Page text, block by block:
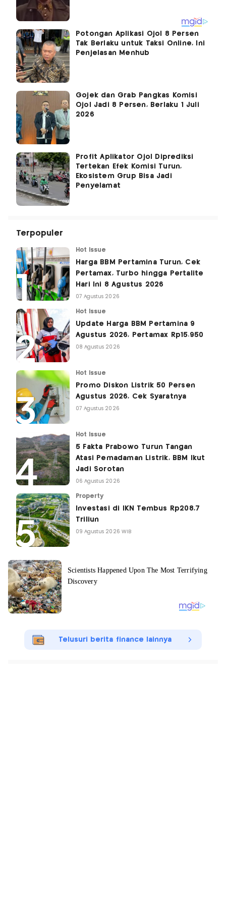
Potongan Aplikasi Ojol 8 Persen
Tak Berlaku untuk Taksi Online, Ini
Penjelasan Menhub
Gojek dan Grab Pangkas Komisi
Ojol Jadi 8 Persen, Berlaku 1 Juli
2026
Profit Aplikator Ojol Diprediksi
Tertekan Efek Komisi Turun,
Ekosistem Grup Bisa Jadi
Penyelamat
Terpopuler
Hot Issue
Harga BBM Pertamina Turun, Cek
Pertamax, Turbo hingga Pertalite
Hari Ini 8 Agustus 2026
07 Agustus 2026
Hot Issue
Update Harga BBM Pertamina 9
Agustus 2026, Pertamax Rp15.950
08 Agustus 2026
Hot Issue
Promo Diskon Listrik 50 Persen
Agustus 2026, Cek Syaratnya
07 Agustus 2026
Hot Issue
5 Fakta Prabowo Turun Tangan
Atasi Pemadaman Listrik, BBM Ikut
Jadi Sorotan
06 Agustus 2026
Property
Investasi di IKN Tembus Rp208,7
Triliun
09 Agustus 2026 WIB
Telusuri berita finance lainnya